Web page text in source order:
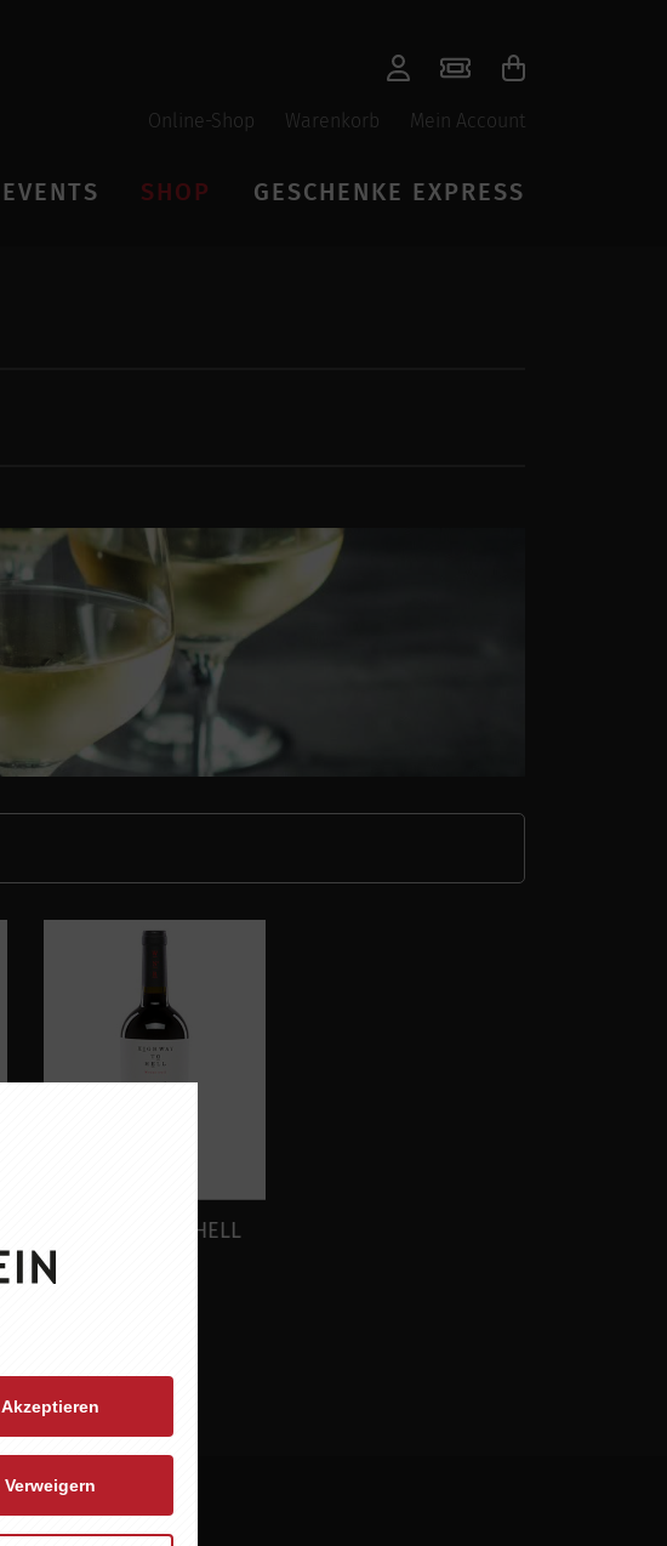
Online-Shop Warenkorb Mein Account
EVENTS SHOP GESCHENKE EXPRESS
HIGHWAY TO HELL
Akzeptieren
Verweigern